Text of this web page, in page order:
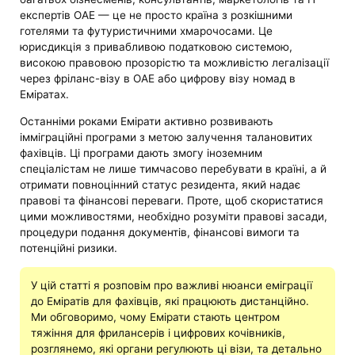
експертів ОАЕ — це не просто країна з розкішними
готелями та футуристичними хмарочосами. Це
юрисдикція з привабливою податковою системою,
високою правовою прозорістю та можливістю легалізації
через фріланс-візу в ОАЕ або цифрову візу номад в
Еміратах.
Останніми роками Емірати активно розвивають
імміграційні програми з метою залучення талановитих
фахівців. Ці програми дають змогу іноземним
спеціалістам не лише тимчасово перебувати в країні, а й
отримати повноцінний статус резидента, який надає
правові та фінансові переваги. Проте, щоб скористатися
цими можливостями, необхідно розуміти правові засади,
процедури подання документів, фінансові вимоги та
потенційні ризики.
У цій статті я розповім про важливі нюанси еміграції
до Еміратів для фахівців, які працюють дистанційно.
Ми обговоримо, чому Емірати стають центром
тяжіння для фрилансерів і цифрових кочівників,
розглянемо, які органи регулюють ці візи, та детально